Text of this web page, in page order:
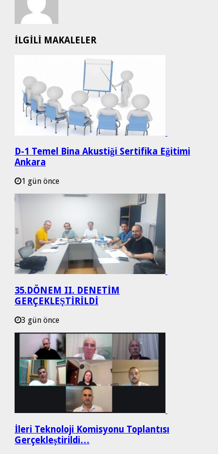
İLGİLİ MAKALELER
D-1 Temel Bina Akustiği Sertifika Eğitimi
Ankara
1 gün önce
35.DÖNEM II. DENETİM
GERÇEKLEŞTİRİLDİ
3 gün önce
İleri Teknoloji Komisyonu Toplantısı
Gerçekleştirildi…